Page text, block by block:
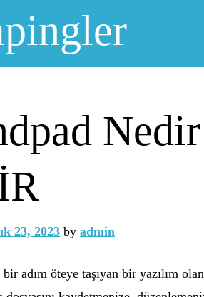
23, 2023 by admin
adım öteye taşıyan bir yazılım